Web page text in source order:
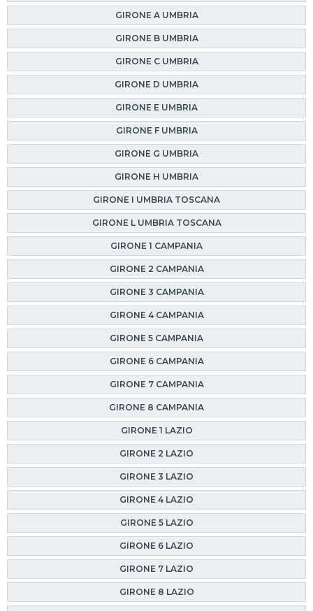
GIRONE A UMBRIA
GIRONE B UMBRIA
GIRONE C UMBRIA
GIRONE D UMBRIA
GIRONE E UMBRIA
GIRONE F UMBRIA
GIRONE G UMBRIA
GIRONE H UMBRIA
GIRONE I UMBRIA TOSCANA
GIRONE L UMBRIA TOSCANA
GIRONE 1 CAMPANIA
GIRONE 2 CAMPANIA
GIRONE 3 CAMPANIA
GIRONE 4 CAMPANIA
GIRONE 5 CAMPANIA
GIRONE 6 CAMPANIA
GIRONE 7 CAMPANIA
GIRONE 8 CAMPANIA
GIRONE 1 LAZIO
GIRONE 2 LAZIO
GIRONE 3 LAZIO
GIRONE 4 LAZIO
GIRONE 5 LAZIO
GIRONE 6 LAZIO
GIRONE 7 LAZIO
GIRONE 8 LAZIO